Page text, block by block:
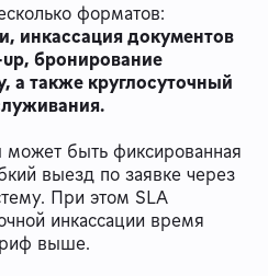
форматов:
инкассация документов
бронирование
а также круглосуточный
может быть фиксированная
выезд по заявке через
При этом SLA
инкассации время
выше.